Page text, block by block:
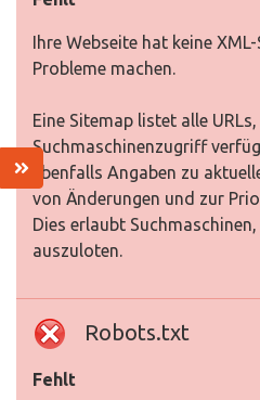
Ihre Webseite hat keine
Probleme machen.
Eine Sitemap listet alle
Suchmaschinenzugriff
ebenfalls Angaben zu
von Änderungen und zur
Dies erlaubt
auszuloten.
Robots.txt
Fehlt